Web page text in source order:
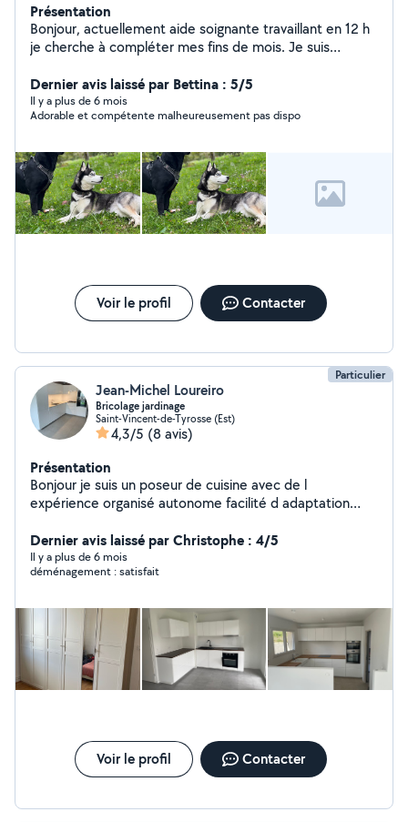
Présentation
Bonjour, actuellement aide soignante travaillant en 12 h
je cherche à compléter mes fins de mois. Je suis
Dernier avis laissé par Bettina : 5/5
Il y a plus de 6 mois
Adorable et compétente malheureusement pas dispo
Voir le profil Contacter
Particulier
Jean-Michel Loureiro
Bricolage jardinage
Saint-Vincent-de-Tyrosse (Est)
4,3/5 (8 avis)
Présentation
Bonjour je suis un poseur de cuisine avec de l
expérience organisé autonome facilité d adaptation
meubles dressing et autres ainsi que des luminaires n
hésitez pas a me contacter .
Dernier avis laissé par Christophe : 4/5
Il y a plus de 6 mois
déménagement : satisfait
Voir le profil Contacter